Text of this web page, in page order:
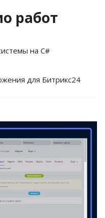
работ
на C#
для Битрикс24